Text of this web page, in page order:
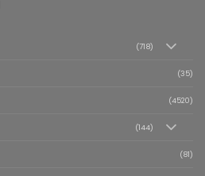
(718)
(35)
(4520)
(144)
(81)